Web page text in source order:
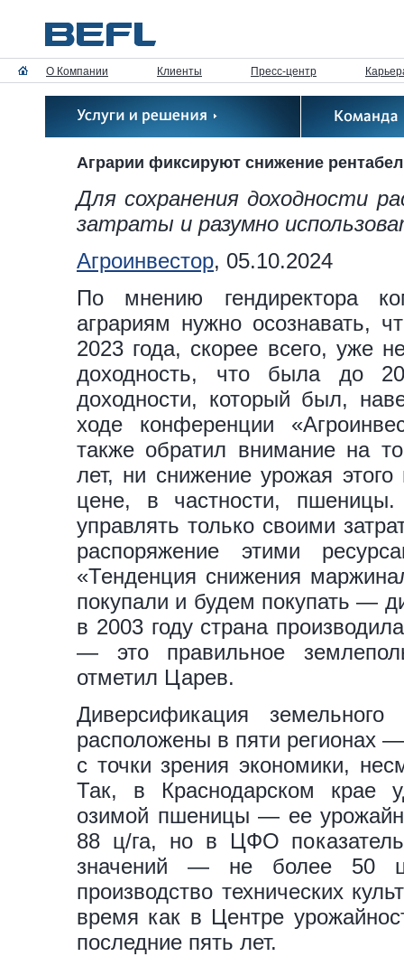
О Компании Клиенты Пресс-центр
Аграрии фиксируют снижение
Для сохранения доходности
затраты и разумно
Агроинвестор, 05.10.2024
По мнению гендиректора
аграриям нужно осознавать,
2023 года, скорее всего, уже
доходность, что была до
доходности, который был,
ходе конференции
также обратил внимание на
лет, ни снижение урожая
цене, в частности, пшеницы.
управлять только своими
распоряжение этими
«Тенденция снижения
покупали и будем покупать —
в 2003 году страна
— это правильное
отметил Царев.
Диверсификация
расположены в пяти регионах
с точки зрения экономики,
Так, в Краснодарском крае
озимой пшеницы — ее
88 ц/га, но в ЦФО
значений — не более 50
производство технических
время как в Центре
последние пять лет.